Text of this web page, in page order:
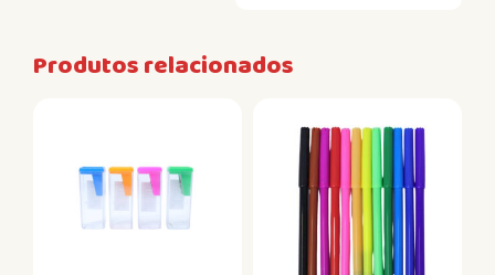
Produtos relacionados